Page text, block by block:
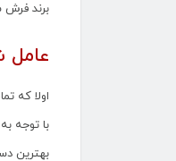
برند
اولا که
با توجه
بهترین